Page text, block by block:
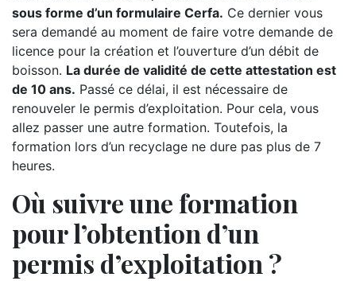
sous forme d’un formulaire Cerfa. Ce dernier vous
sera demandé au moment de faire votre demande de
licence pour la création et l’ouverture d’un débit de
boisson. La durée de validité de cette attestation est
de 10 ans. Passé ce délai, il est nécessaire de
renouveler le permis d’exploitation. Pour cela, vous
allez passer une autre formation. Toutefois, la
formation lors d’un recyclage ne dure pas plus de 7
heures.
Où suivre une formation
pour l’obtention d’un
permis d’exploitation ?